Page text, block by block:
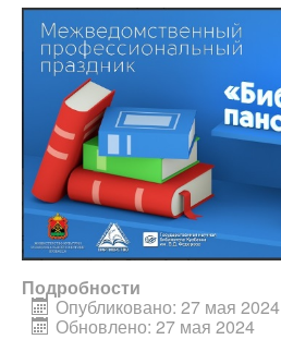
Подробности
Опубликовано: 27 мая 2024
Обновлено: 27 мая 2024